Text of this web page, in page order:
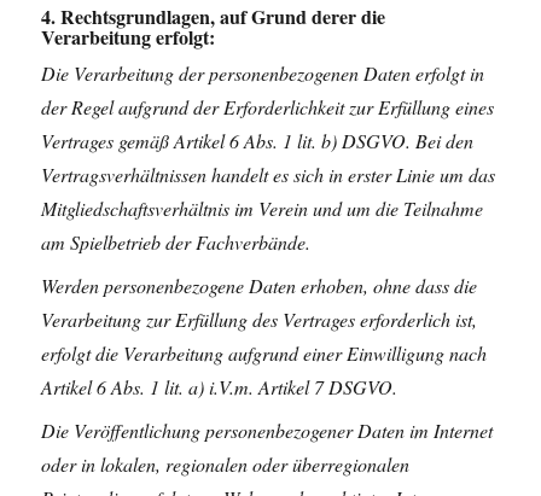
4. Rechtsgrundlagen, auf Grund derer die
Verarbeitung erfolgt:
Die Verarbeitung der personenbezogenen Daten erfolgt in
der Regel aufgrund der Erforderlichkeit zur Erfüllung eines
Vertrages gemäß Artikel 6 Abs. 1 lit. b) DSGVO. Bei den
Vertragsverhältnissen handelt es sich in erster Linie um das
Mitgliedschaftsverhältnis im Verein und um die Teilnahme
am Spielbetrieb der Fachverbände.
Werden personenbezogene Daten erhoben, ohne dass die
Verarbeitung zur Erfüllung des Vertrages erforderlich ist,
erfolgt die Verarbeitung aufgrund einer Einwilligung nach
Artikel 6 Abs. 1 lit. a) i.V.m. Artikel 7 DSGVO.
Die Veröffentlichung personenbezogener Daten im Internet
oder in lokalen, regionalen oder überregionalen